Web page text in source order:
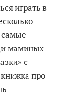
играть в
самые
маминых
с
про